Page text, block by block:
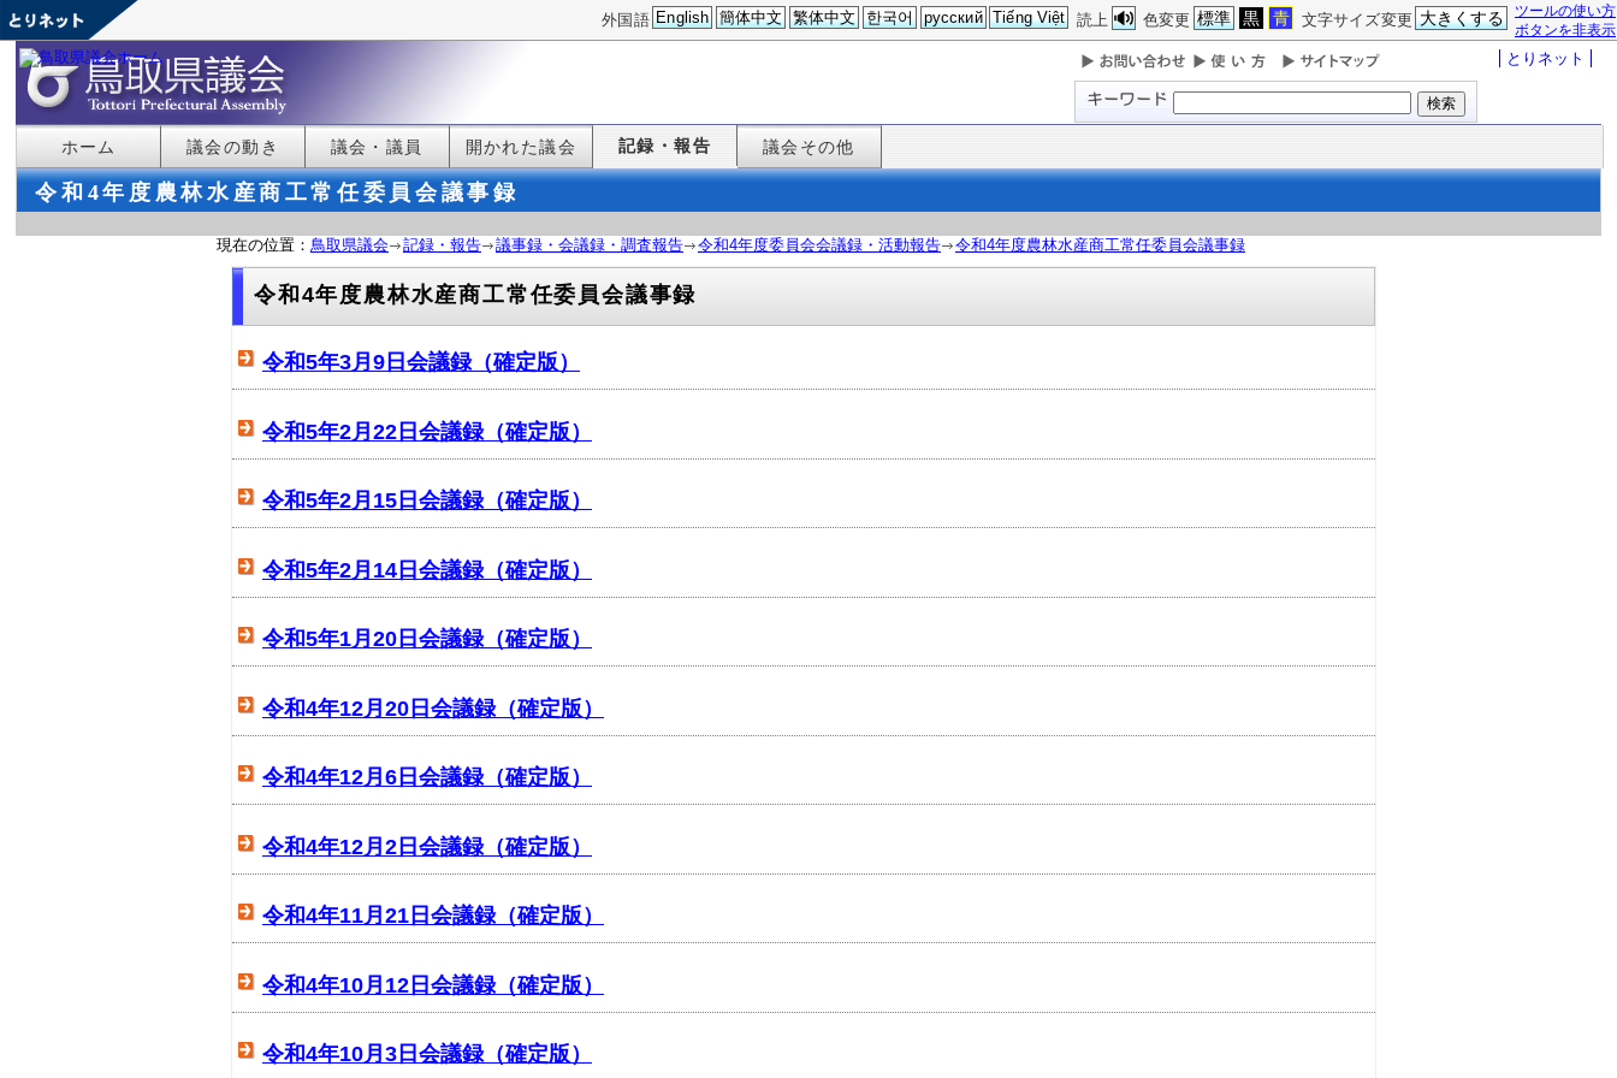
ツールの使い方
ボタンを非表示
文字サイズ変更 大きくする
色変更 標準 黒 青
読上
外国語 English 簡体中文 繁体中文 한국어 русский Tiếng Việt
とりネット
ホーム 議会の動き 議会・議員 開かれた議会 記録・報告 議会その他
令和4年度農林水産商工常任委員会議事録
現在の位置： 鳥取県議会 記録・報告 議事録・会議録・調査報告 令和4年度委員会会議録・活動報告 令和4年度農林水産商工常任委員会議事録
令和4年度農林水産商工常任委員会議事録
令和5年3月9日会議録（確定版）
令和5年2月22日会議録（確定版）
令和5年2月15日会議録（確定版）
令和5年2月14日会議録（確定版）
令和5年1月20日会議録（確定版）
令和4年12月20日会議録（確定版）
令和4年12月6日会議録（確定版）
令和4年12月2日会議録（確定版）
令和4年11月21日会議録（確定版）
令和4年10月12日会議録（確定版）
令和4年10月3日会議録（確定版）